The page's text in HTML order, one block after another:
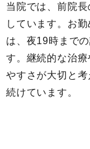
当院では、前院
しています。お
は、夜19時まで
す。継続的な治
やすさが大切と
続けています。